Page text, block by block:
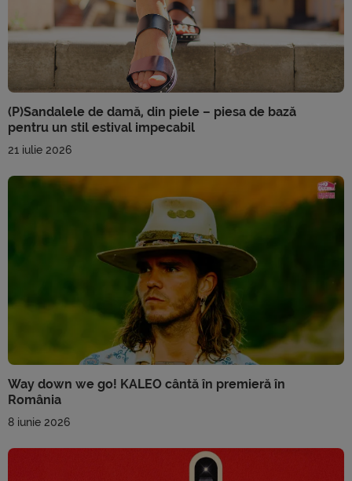
(P)Sandalele de damă, din piele – piesa de bază
pentru un stil estival impecabil
21 iulie 2026
Way down we go! KALEO cântă în premieră în
România
8 iunie 2026